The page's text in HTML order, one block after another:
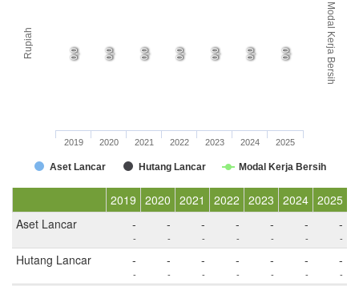
Rupiah Modal Kerja Bersih
0,0 0,0 0,0 0,0 0,0 0,0 0,0
0,0 0,0 0,0 0,0 0,0 0,0 0,0
Aset Lancar Hutang Lancar Modal Kerja Bersih
2019 2020 2021 2022 2023 2024 2025
2019 2020 2021 2022 2023 2024 2025
Aset Lancar
-
-
-
-
-
-
-
-
-
-
-
-
-
-
Hutang Lancar -
-
-
-
-
-
-
-
-
-
-
-
-
-